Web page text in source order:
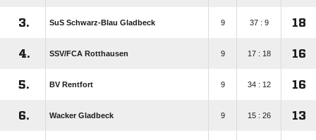
3. SuS Schwarz-Blau Gladbeck 9 37 : 9 18
4. SSV/​FCA Rotthausen 9 17 : 18 16
5. BV Rentfort 9 34 : 12 16
6. Wacker Gladbeck 9 15 : 26 13